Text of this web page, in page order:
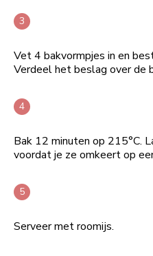
Vet 4 bakvormpjes in en
Verdeel het beslag over de
Bak 12 minuten op 215°C.
voordat je ze omkeert op
Serveer met roomijs.